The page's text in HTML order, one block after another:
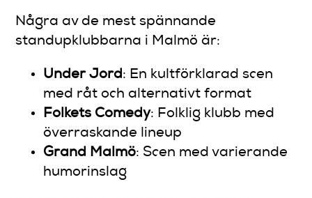
Några av de mest spännande
standupklubbarna i Malmö är:
Under Jord: En kultförklarad scen
med råt och alternativt format
Folkets Comedy: Folklig klubb med
överraskande lineup
Grand Malmö: Scen med varierande
humorinslag